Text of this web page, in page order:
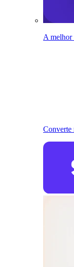
A melhor
Converte